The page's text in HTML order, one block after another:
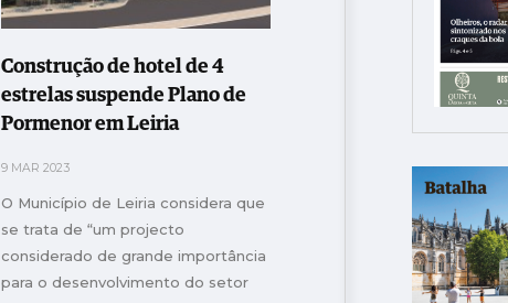
Construção de hotel de 4
estrelas suspende Plano de
Pormenor em Leiria
9 MAR 2023
O Município de Leiria considera que
se trata de “um projecto
considerado de grande importância
para o desenvolvimento do setor